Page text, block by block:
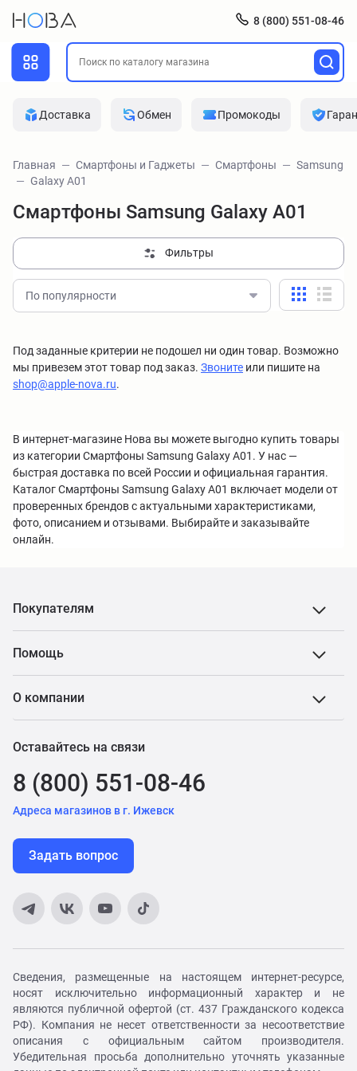
8 (800) 551-08-46
Доставка Обмен Промокоды
Главная Смартфоны и Гаджеты Смартфоны
Samsung
Galaxy A01
Смартфоны Samsung Galaxy A01
Фильтры
По популярности
Под заданные критерии не подошел ни один товар. Возможно
мы привезем этот товар под заказ. Звоните или пишите на
shop@apple-nova.ru.
В интернет-магазине Нова вы можете выгодно купить товары
из категории Смартфоны Samsung Galaxy A01. У нас —
быстрая доставка по всей России и официальная гарантия.
Каталог Смартфоны Samsung Galaxy A01 включает модели от
проверенных брендов с актуальными характеристиками,
фото, описанием и отзывами. Выбирайте и заказывайте
онлайн.
Покупателям
Помощь
О компании
Оставайтесь на связи
8 (800) 551-08-46
Адреса магазинов в г. Ижевск
Задать вопрос
Сведения, размещенные на настоящем интернет-ресурсе,
носят исключительно информационный характер и не
являются публичной офертой (ст. 437 Гражданского кодекса
РФ). Компания не несет ответственности за несоответствие
описания с официальным сайтом производителя.
Убедительная просьба дополнительно уточнять указанные